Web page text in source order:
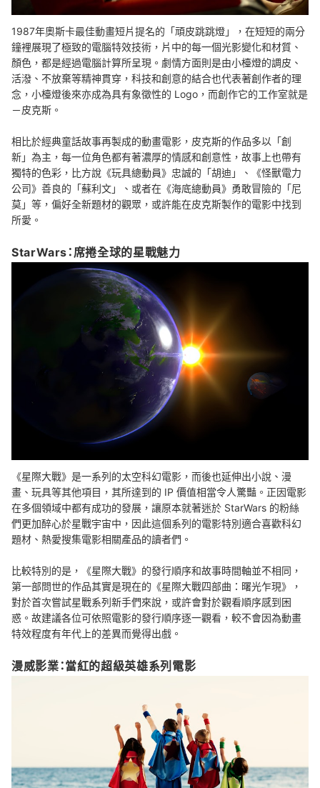
1987年奧斯卡最佳動畫短片提名的「頑皮跳跳燈」，在短短的兩分
鐘裡展現了極致的電腦特效技術，片中的每一個光影變化和材質、
顏色，都是經過電腦計算所呈現。劇情方面則是由小檯燈的調皮、
活潑、不放棄等精神貫穿，科技和創意的結合也代表著創作者的理
念，小檯燈後來亦成為具有象徵性的 Logo，而創作它的工作室就是
－皮克斯。
相比於經典童話故事再製成的動畫電影，皮克斯的作品多以「創
新」為主，每一位角色都有著濃厚的情感和創意性，故事上也帶有
獨特的色彩，比方說《玩具總動員》忠誠的「胡迪」、《怪獸電力
公司》善良的「蘇利文」、或者在《海底總動員》勇敢冒險的「尼
莫」等，偏好全新題材的觀眾，或許能在皮克斯製作的電影中找到
所愛。
StarWars：席捲全球的星戰魅力
《星際大戰》是一系列的太空科幻電影，而後也延伸出小說、漫
畫、玩具等其他項目，其所達到的 IP 價值相當令人驚豔。正因電影
在多個領域中都有成功的發展，讓原本就著迷於 StarWars 的粉絲
們更加醉心於星戰宇宙中，因此這個系列的電影特別適合喜歡科幻
題材、熱愛搜集電影相關產品的讀者們。
比較特別的是，《星際大戰》的發行順序和故事時間軸並不相同，
第一部問世的作品其實是現在的《星際大戰四部曲：曙光乍現》，
對於首次嘗試星戰系列新手們來說，或許會對於觀看順序感到困
惑。故建議各位可依照電影的發行順序逐一觀看，較不會因為動畫
特效程度有年代上的差異而覺得出戲。
漫威影業：當紅的超級英雄系列電影